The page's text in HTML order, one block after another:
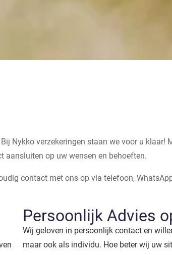
Nykko verzekeringen staan we voor u klaar!
aansluiten op uw wensen en behoeften.
contact met ons op via telefoon,
Persoonlijk Advies
Wij geloven in persoonlijk contact en
maar ook als individu. Hoe beter wij uw